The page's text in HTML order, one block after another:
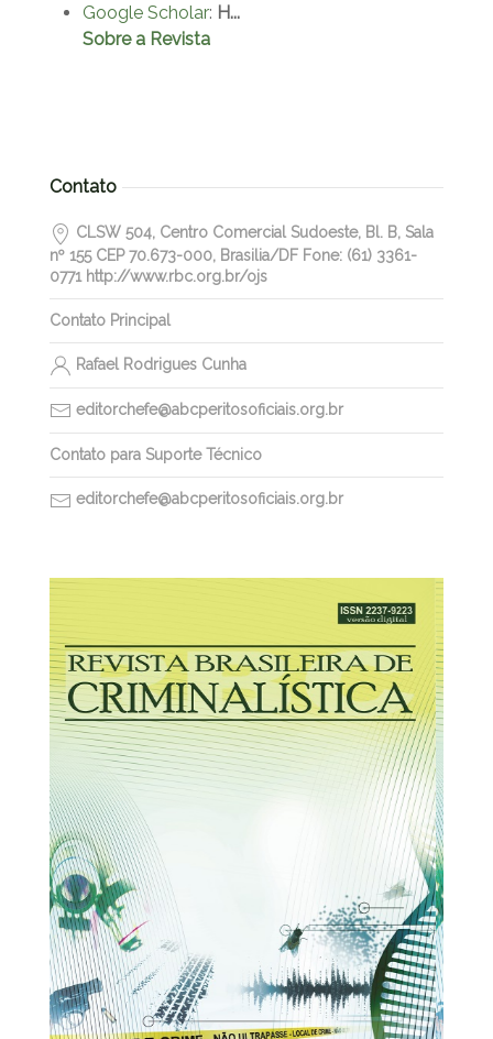
Google Scholar: H...
Sobre a Revista
Contato
CLSW 504, Centro Comercial Sudoeste, Bl. B, Sala
nº 155 CEP 70.673-000, Brasilia/DF Fone: (61) 3361-
0771 http://www.rbc.org.br/ojs
Contato Principal
Rafael Rodrigues Cunha
editorchefe@abcperitosoficiais.org.br
Contato para Suporte Técnico
editorchefe@abcperitosoficiais.org.br